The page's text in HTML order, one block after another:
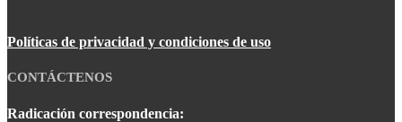
Políticas de privacidad y condiciones de uso
CONTÁCTENOS
Radicación correspondencia: